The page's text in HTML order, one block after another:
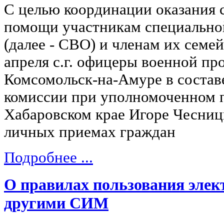
С целью координации оказания
помощи участникам
(далее - СВО) и членам их
апреля с.г. офицеры военной
Комсомольск-на-Амуре в
комиссии при уполномоченном
Хабаровском крае Игоре
личных приемах граждан
Подробнее ...
О правилах пользования
другими СИМ